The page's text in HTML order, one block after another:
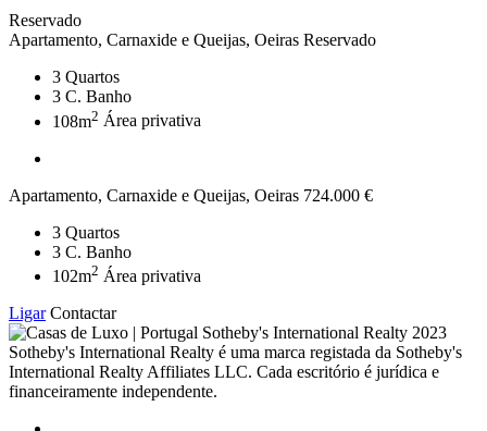
Reservado
Apartamento, Carnaxide e Queijas, Oeiras Reservado
3 Quartos
3 C. Banho
108m2 Área privativa
Apartamento, Carnaxide e Queijas, Oeiras 724.000 €
3 Quartos
3 C. Banho
102m2 Área privativa
Ligar Contactar
2023
Sotheby's International Realty é uma marca registada da Sotheby's
International Realty Affiliates LLC. Cada escritório é jurídica e
financeiramente independente.